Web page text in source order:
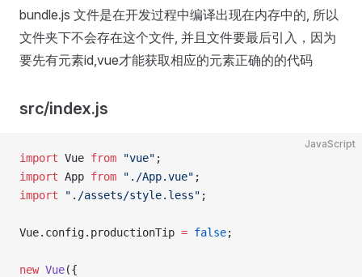
bundle.js 文件是在开发过程中编译出现在内存中的, 所以
文件夹下不会存在这个文件, 并且文件要最后引入，因为
要先有元素id,vue才能获取相应的元素正确的的代码
src/index.js
JavaScript
import Vue from "vue" ;
import App from "./App.vue" ;
import "./assets/style.less" ;
Vue.config.productionTip = false;
new Vue({